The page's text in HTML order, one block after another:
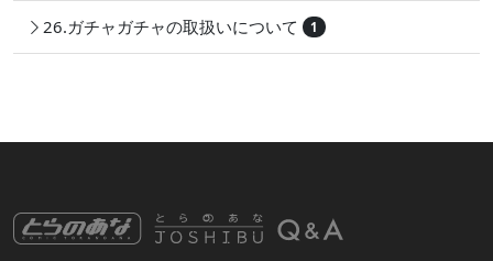
26.ガチャガチャの取扱いについて 1